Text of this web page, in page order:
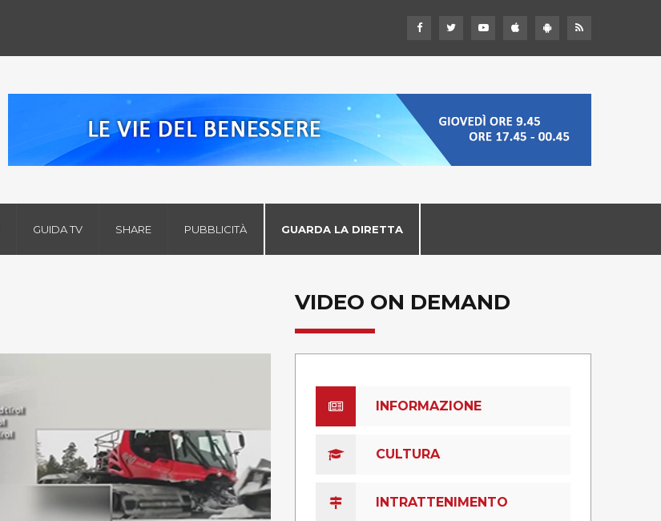
GUIDA TV SHARE PUBBLICITÀ GUARDA LA DIRETTA
VIDEO ON DEMAND
INFORMAZIONE
CULTURA
INTRATTENIMENTO